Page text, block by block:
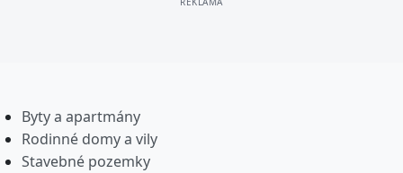
Byty a apartmány
Rodinné domy a vily
Stavebné pozemky